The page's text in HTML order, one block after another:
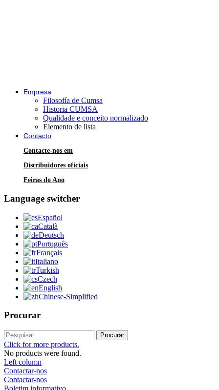
Empresa
Filosofía de Cumsa
Historia CUMSA
Qualidade e conceito normalizado
Elemento de lista
Contacto
Contacte-nos em
Distribuidores oficiais
Feiras do Ano
Language switcher
Español
Català
Deutsch
Português
Français
Italiano
Turkish
Czech
English
Chinese-Simplified
Procurar
Procurar
Click for more products.
No products were found.
Left column
Contactar-nos
Contactar-nos
Boletim informativo